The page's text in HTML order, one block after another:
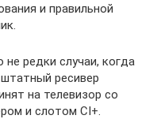
и правильной
редки случаи, когда
ресивер
на телевизор со
и слотом CI+.